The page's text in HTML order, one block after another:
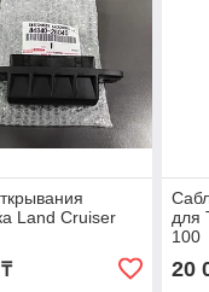
Land Cruiser
для
100
20